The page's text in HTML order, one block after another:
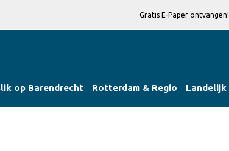
Gratis E-Paper ontvangen!
op Barendrecht Rotterdam & Regio Landelijk